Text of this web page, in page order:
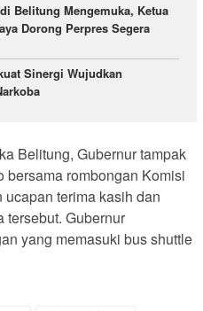
Belitung Mengemuka, Ketua
Dorong Perpres Segera
Sinergi Wujudkan
Belitung, Gubernur tampak
bersama rombongan Komisi
terima kasih dan
tersebut. Gubernur
yang memasuki bus shuttle